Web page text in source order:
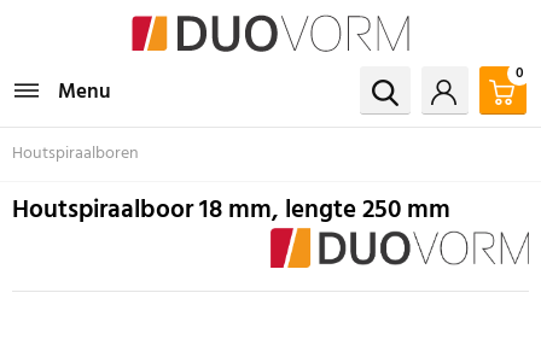
Menu
0
Houtspiraalboren
Houtspiraalboor 18 mm, lengte 250 mm